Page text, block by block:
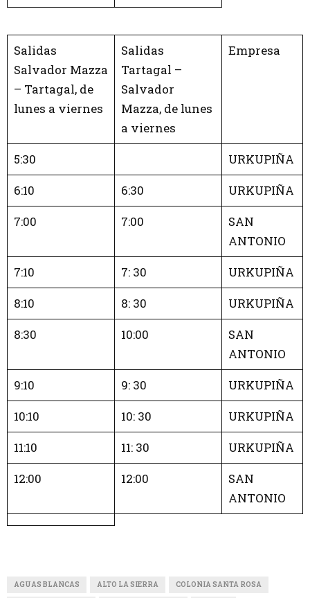
Salidas
Salvador Mazza
– Tartagal, de
lunes a viernes
Salidas
Tartagal –
Salvador
Mazza, de lunes
a viernes
Empresa
5:30
URKUPIÑA
6:10
6:30
URKUPIÑA
7:00
7:00
SAN
ANTONIO
7:10
7: 30
URKUPIÑA
8:10
8: 30
URKUPIÑA
8:30
10:00
SAN
ANTONIO
9:10
9: 30
URKUPIÑA
10:10
10: 30
URKUPIÑA
11:10
11: 30
URKUPIÑA
12:00
12:00
SAN
ANTONIO
AGUAS BLANCAS ALTO LA SIERRA COLONIA SANTA ROSA